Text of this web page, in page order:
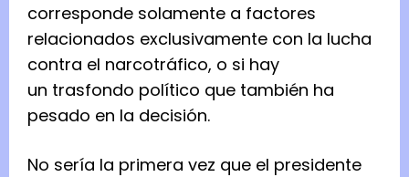
corresponde solamente a factores
relacionados exclusivamente con la lucha
contra el narcotráfico, o si hay
un trasfondo político que también ha
pesado en la decisión.
No sería la primera vez que el presidente